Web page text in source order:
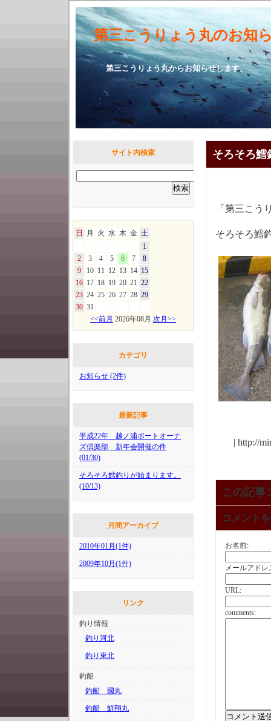
第三こうりょう丸のお知
第三こうりょう丸からお知らせ
サイト内検索
日 月 火 水 木 金 土
1
2
3 4 5 6 7
8
9
10 11 12 13 14 15
16 17 18 19 20 21 22
23 24 25 26 27 28 29
30 31
<<前月 2026年08月 次月>>
カテゴリ
お知らせ (2件)
最新記事
平成22年 越ノ浦ボートオーナ
ズ倶楽部 新年会開催の件
(01/30)
そろそろ鱈釣りが始まります。
(10/13)
月間アーカイブ
2010年01月(1件)
2009年10月(1件)
リンク
釣り情報
釣り河北
釣り東北
釣船
釣船 國丸
釣船 鮮翔丸
そろそろ鱈
「第三こ
そろそろ鱈
| http://
この記事
コメント
お名前:
メールアドレ
URL:
comments: